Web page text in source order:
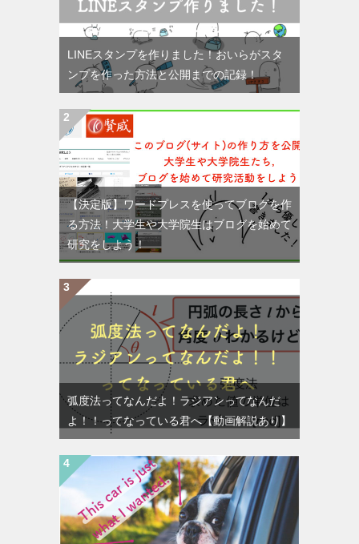
LINEスタンプを作りました！おいらがスタ
ンプを作った方法と公開までの記録！
【決定版】ワードプレスを使ってブログを作
る方法！大学生や大学院生はブログを始めて
研究をしよう！
弧度法ってなんだよ！ラジアンってなんだ
よ！！ってなっている君へ【動画解説あり】